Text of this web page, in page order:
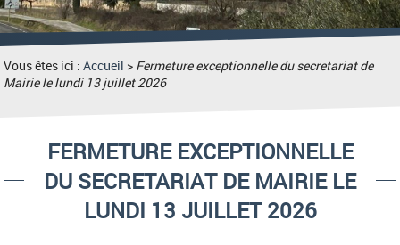
Vous êtes ici :Accueil > Fermeture exceptionnelle du secretariat de
Mairie le lundi 13 juillet 2026
FERMETURE EXCEPTIONNELLE
DU SECRETARIAT DE MAIRIE LE
LUNDI 13 JUILLET 2026